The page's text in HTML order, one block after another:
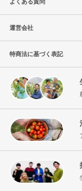
運営会社
特商法に基づく表記